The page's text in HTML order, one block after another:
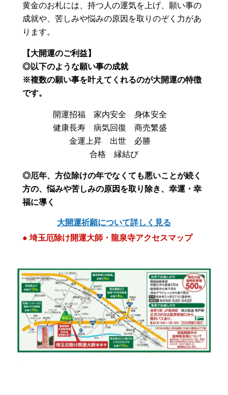
黄金のお札には、持つ人の運気を上げ、願い事の
成就や、苦しみや悩みの原因を取りのぞく力があ
ります。
【大開運のご利益】
◎以下のような願い事の成就
※複数の願い事を叶えてくれるのが大開運の特徴
です。
開運招福 家内安全 身体安全
健康長寿 病気回復 商売繁盛
金運上昇 出世 必勝
合格 縁結び
◎厄年、方位除けの年でなくても悪いことが続く
方の、悩みや苦しみの原因を取り除き、幸運・幸
福に導く
大開運祈願について詳しく見る
● 埼玉厄除け開運大師・龍泉寺アクセスマップ